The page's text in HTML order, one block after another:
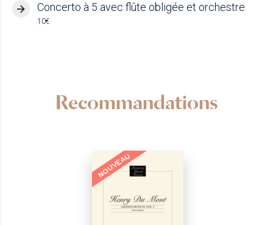
Concerto à 5 avec flûte obligée et orchestre
10€
Recommandations
NOUVEAU